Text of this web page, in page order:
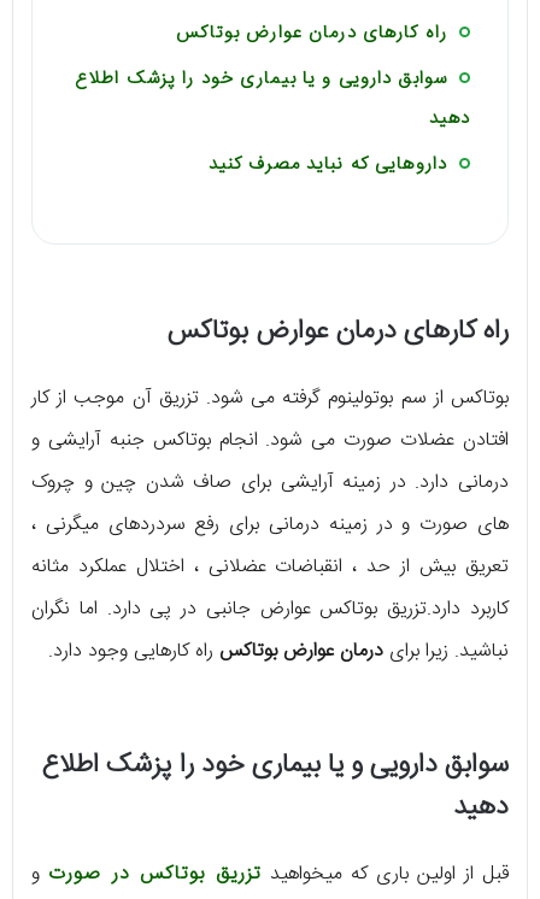
راه کارهای درمان عوارض بوتاکس
سوابق دارویی و یا بیماری خود را پزشک اطلاع
دهید
داروهایی که نباید مصرف کنید
راه کارهای درمان عوارض بوتاکس
بوتاکس از سم بوتولینوم گرفته می شود. تزریق آن موجب از کار
افتادن عضلات صورت می شود. انجام بوتاکس جنبه آرایشی و
درمانی دارد. در زمینه آرایشی برای صاف شدن چین و چروک
های صورت و در زمینه درمانی برای رفع سردردهای میگرنی ،
تعریق بیش از حد ، انقباضات عضلانی ، اختلال عملکرد مثانه
کاربرد دارد.تزریق بوتاکس عوارض جانبی در پی دارد. اما نگران
نباشید. زیرا برای درمان عوارض بوتاکس راه کارهایی وجود دارد.
سوابق دارویی و یا بیماری خود را پزشک اطلاع
دهید
قبل از اولین باری که میخواهید تزریق بوتاکس در صورت و